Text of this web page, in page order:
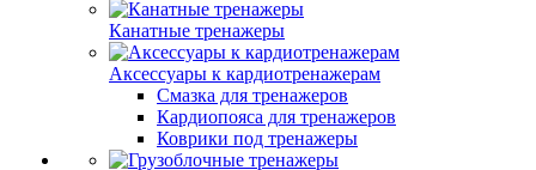
Канатные тренажеры
Аксессуары к кардиотренажерам
Смазка для тренажеров
Кардиопояса для тренажеров
Коврики под тренажеры